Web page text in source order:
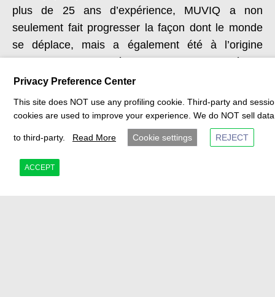
plus de 25 ans d’expérience, MUVIQ a non
seulement fait progresser la façon dont le monde
se déplace, mais a également été à l’origine
d’innovations en matière de produits, de systèmes
et de partenariats conçus pour
révolutionne le monde de la mobilitéconçu
pour
durer.
Privacy Preference Center
This site does NOT use any profiling cookie. Third-party and
cookies are used to improve your experience. We do NOT sell data
to third-party. Read More Cookie settings REJECT
ACCEPT